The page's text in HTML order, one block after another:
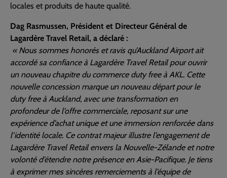
locales et produits de haute qualité.
Dag Rasmussen, Président et Directeur Général de
Lagardère Travel Retail, a déclaré :
« Nous sommes honorés et ravis qu’Auckland Airport ait
accordé sa confiance à Lagardère Travel Retail pour ouvrir
un nouveau chapitre du commerce duty free à AKL. Cette
nouvelle concession marque un nouveau départ pour le
duty free à Auckland, avec une transformation en
profondeur de l’offre commerciale, reposant sur une
expérience d’achat unique et une immersion renforcée dans
l’identité locale. Ce contrat majeur illustre l’engagement de
Lagardère Travel Retail envers la Nouvelle-Zélande et notre
volonté d’étendre notre présence en Asie-Pacifique. Je tiens
à exprimer mes sincères remerciements à l’équipe de